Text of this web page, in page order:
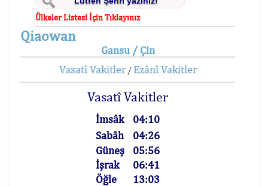
Ülkeler Listesi İçin Tıklayınız
Qiaowan
Gansu / Çin
Vasatî Vakitler/ Ezânî Vakitler
Vasatî Vakitler
İmsâk
04:10
Sabâh
04:26
Güneş
05:56
İşrak
06:41
Öğle
13:03